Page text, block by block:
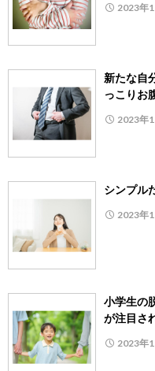
2023年
新たな自
っこりお
2023年
シンプル
2023年
小学生の
が注目さ
2023年